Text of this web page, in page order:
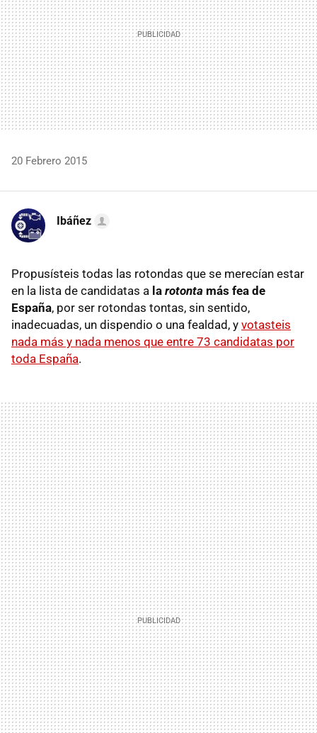
20 Febrero 2015
Ibáñez
Propusísteis todas las rotondas que se merecían estar
en la lista de candidatas a la rotonta más fea de
España, por ser rotondas tontas, sin sentido,
inadecuadas, un dispendio o una fealdad, y votasteis
nada más y nada menos que entre 73 candidatas por
toda España.